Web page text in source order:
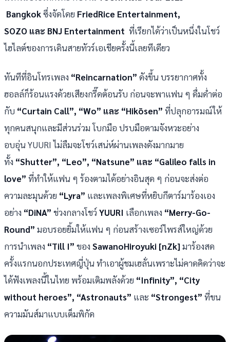
Bangkokซึ่งจัดโดย FriedRice Entertainment,
SOZO และ BNJ Entertainment ที่เรียกได้ว่าเป็นหนึ่งในโชว์
ไฮไลต์ของการเดินสายทัวร์เอเชียครั้งนี้เลยทีเดียว
ทันทีที่อินโทรเพลง “Reincarnation” ดังขึ้น บรรยากาศทั้ง
ฮอลล์ก็ร้อนแรงด้วยเสียงกรี๊ดต้อนรับ ก่อนจะพาแฟน ๆ ดื่มด่ำต่อ
กับ “Curtain Call”, “Wo” และ “Hikōsen” ที่ปลุกอารมณ์ให้
ทุกคนสนุกและมีส่วนร่วม โบกมือ ปรบมือตามจังหวะอย่าง
อบอุ่น YUURI ไม่ลืมจะโชว์เสน่ห์ผ่านเพลงดังมากมาย
ทั้ง “Shutter”, “Leo”, “Natsune” และ “Galileo falls in
love” ที่ทำให้แฟน ๆ ร้องตามได้อย่างอินสุด ๆ ก่อนจะส่งต่อ
ความละมุนด้วย “Lyra” และเพลงพิเศษที่หยิบกีตาร์มาร้องเอง
อย่าง “DiNA” ช่วงกลางโชว์ YUURI เลือกเพลง “Merry-Go-
Round” มอบรอยยิ้มให้แฟน ๆ ก่อนสร้างเซอร์ไพรส์ใหญ่ด้วย
การนำเพลง “Till I” ของ SawanoHiroyuki [nZk]มาร้องสด
ครั้งแรกนอกประเทศญี่ปุ่น ทำเอาผู้ชมเฮลั่นเพราะไม่คาดคิดว่าจะ
ได้ฟังเพลงนี้ในไทย พร้อมเติมพลังด้วย “Infinity”, “City
without heroes”, “Astronauts” และ “Strongest” ที่ขน
ความมันส์มาแบบเต็มพิกัด